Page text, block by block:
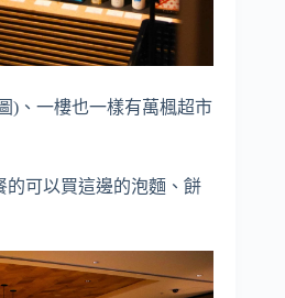
)、一樓也一樣有萬楓超市
的可以買這邊的泡麵、餅